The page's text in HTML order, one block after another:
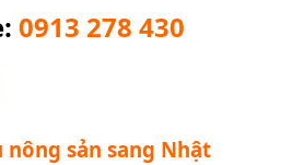
0913 278 430
sản sang Nhật